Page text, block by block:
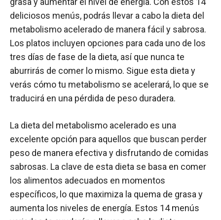
deliciosos menús, podrás llevar a cabo la dieta del
metabolismo acelerado de manera fácil y sabrosa.
Los platos incluyen opciones para cada uno de los
tres días de fase de la dieta, así que nunca te
aburrirás de comer lo mismo. Sigue esta dieta y
verás cómo tu metabolismo se acelerará, lo que se
traducirá en una pérdida de peso duradera.
La dieta del metabolismo acelerado es una
excelente opción para aquellos que buscan perder
peso de manera efectiva y disfrutando de comidas
sabrosas. La clave de esta dieta se basa en comer
los alimentos adecuados en momentos
específicos, lo que maximiza la quema de grasa y
aumenta los niveles de energía. Estos 14 menús